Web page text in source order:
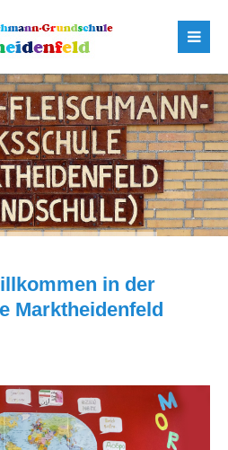
in der
Marktheidenfeld